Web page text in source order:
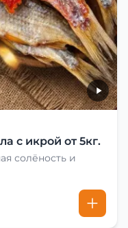
с икрой от 5кг.
солёность и